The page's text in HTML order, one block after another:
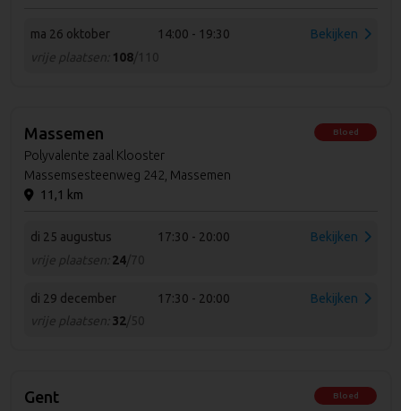
ma 26 oktober
14:00 - 19:30
vrije plaatsen: 108/110
Bekijken
Massemen
Polyvalente zaal Klooster
Massemsesteenweg 242, Massemen
11,1 km
Bloed
di 25 augustus
17:30 - 20:00
vrije plaatsen: 24/70
Bekijken
di 29 december
17:30 - 20:00
vrije plaatsen: 32/50
Bekijken
Gent Bloed